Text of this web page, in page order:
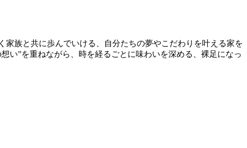
族と共に歩んでいける、自分たちの夢やこだわりを叶える家を
い”を重ねながら、時を経るごとに味わいを深める、裸足になっ